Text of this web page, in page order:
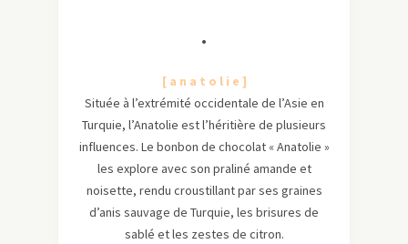
•
[ a n a t o l i e ]
Située à l’extrémité occidentale de l’Asie en
Turquie, l’Anatolie est l’héritière de plusieurs
influences. Le bonbon de chocolat « Anatolie »
les explore avec son praliné amande et
noisette, rendu croustillant par ses graines
d’anis sauvage de Turquie, les brisures de
sablé et les zestes de citron.